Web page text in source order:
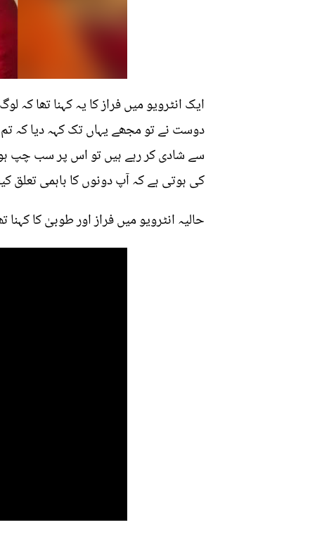
ایک انٹرویو میں فراز کا یہ کہنا تھا
دوست نے تو مجھے یہاں تک کہہ دیا کہ
سے شادی کر رہے ہیں تو اس پر سب چپ ہو
کی ہوتی ہے کہ آپ دونوں کا باہمی تعلق
حالیہ انٹرویو میں فراز اور طوبیٰ کا